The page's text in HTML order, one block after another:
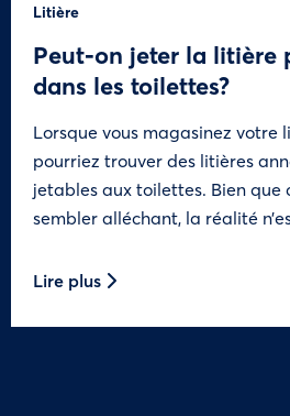
Litière
Peut-on jeter la litière
dans les toilettes?
Lorsque vous magasinez votre
pourriez trouver des litières
jetables aux toilettes. Bien que
sembler alléchant, la réalité
Lire plus